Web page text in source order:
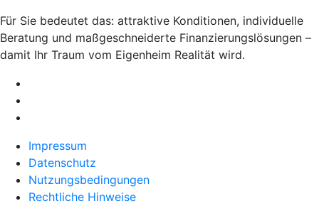
Für Sie bedeutet das: attraktive Konditionen, individuelle
Beratung und maßgeschneiderte Finanzierungslösungen –
damit Ihr Traum vom Eigenheim Realität wird.
Impressum
Datenschutz
Nutzungsbedingungen
Rechtliche Hinweise